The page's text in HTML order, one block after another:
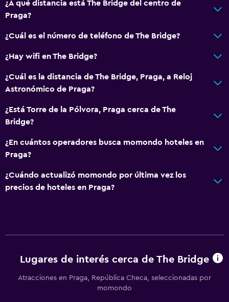
¿A qué distancia está The Bridge del centro de
Praga?
¿Cuál es el número de teléfono de The Bridge?
¿Hay wifi en The Bridge?
¿Cuál es la distancia de The Bridge, Praga, a Reloj
Astronómico de Praga?
¿Está Torre de la Pólvora, Praga cerca de The
Bridge?
¿En cuántos operadores busca momondo hoteles en
Praga?
¿Cuándo actualizó momondo por última vez los
precios de hoteles en Praga?
Lugares de interés cerca de The Bridge
Atracciones en Praga, República Checa, seleccionadas por
momondo